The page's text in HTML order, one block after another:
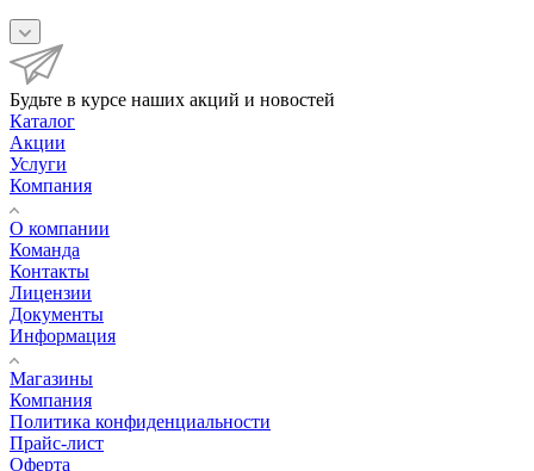
Будьте в курсе наших акций и новостей
Каталог
Акции
Услуги
Компания
О компании
Команда
Контакты
Лицензии
Документы
Информация
Магазины
Компания
Политика конфиденциальности
Прайс-лист
Оферта